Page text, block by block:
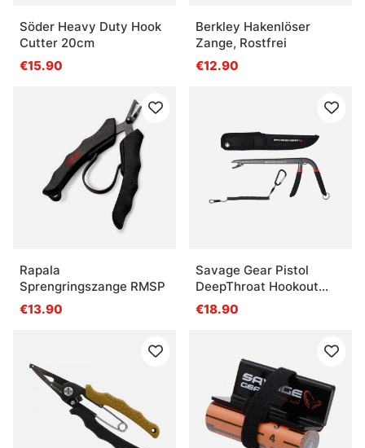
Söder Heavy Duty Hook
Cutter 20cm
€15.90
Berkley Hakenlöser
Zange, Rostfrei
€12.90
Rapala
Sprengringszange RMSP
€13.90
Savage Gear Pistol
DeepThroat Hookout
22.5cm
€18.90